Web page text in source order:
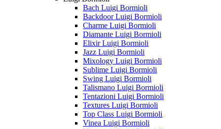
Bach Luigi Bormioli
Backdoor Luigi Bormioli
Charme Luigi Bormioli
Diamante Luigi Bormioli
Elixir Luigi Bormioli
Jazz Luigi Bormioli
Mixology Luigi Bormioli
Sublime Luigi Bormioli
Swing Luigi Bormioli
Talismano Luigi Bormioli
Tentazioni Luigi Bormioli
Textures Luigi Bormioli
Top Class Luigi Bormioli
Vinea Luigi Bormioli